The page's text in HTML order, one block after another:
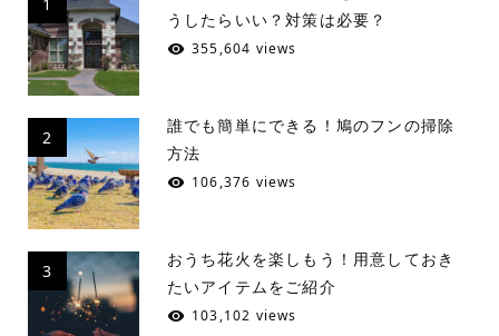
うしたらいい？対策は必要？
355,604 views
2
誰でも簡単にできる！鳩のフンの掃除
方法
106,376 views
3
おうち花火を楽しもう！用意しておき
たいアイテムをご紹介
103,102 views